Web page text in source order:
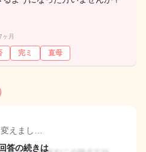
ヶ月
完ミ 直母
えまし…
答の続きは